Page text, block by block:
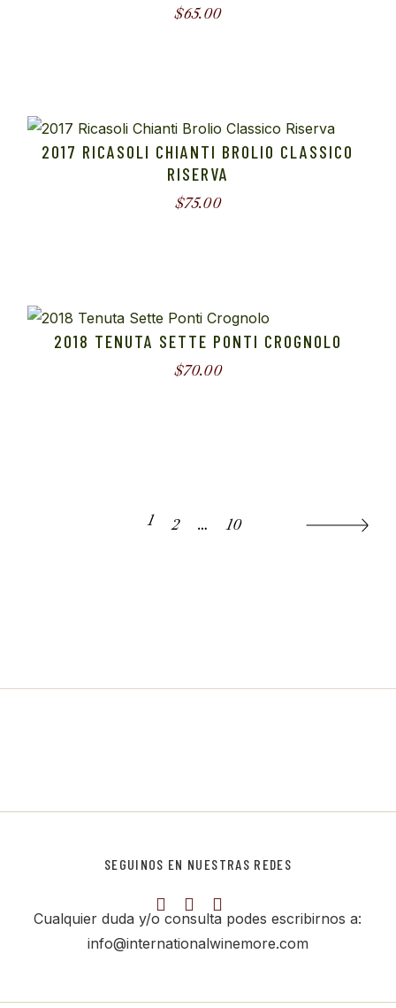
$65.00
2017 RICASOLI CHIANTI BROLIO CLASSICO
RISERVA
$75.00
2018 TENUTA SETTE PONTI CROGNOLO
$70.00
1 2 … 10
SEGUINOS EN NUESTRAS REDES
Cualquier duda y/o consulta podes escribirnos a:
info@internationalwinemore.com